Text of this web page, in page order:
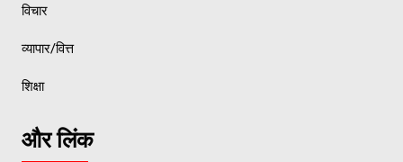
विचार
व्यापार/वित्त
शिक्षा
और लिंक